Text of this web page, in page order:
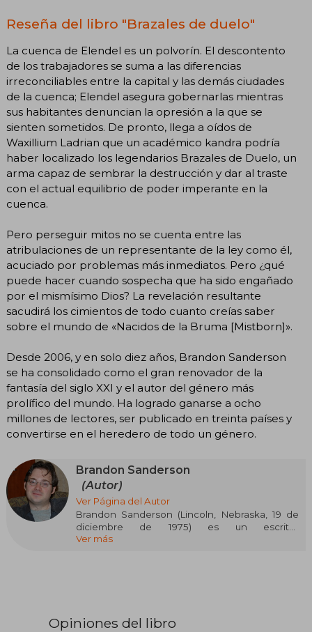
Reseña del libro "Brazales de duelo"
La cuenca de Elendel es un polvorín. El descontento
de los trabajadores se suma a las diferencias
irreconciliables entre la capital y las demás ciudades
de la cuenca; Elendel asegura gobernarlas mientras
sus habitantes denuncian la opresión a la que se
sienten sometidos. De pronto, llega a oídos de
Waxillium Ladrian que un académico kandra podría
haber localizado los legendarios Brazales de Duelo, un
arma capaz de sembrar la destrucción y dar al traste
con el actual equilibrio de poder imperante en la
cuenca.
Pero perseguir mitos no se cuenta entre las
atribulaciones de un representante de la ley como él,
acuciado por problemas más inmediatos. Pero ¿qué
puede hacer cuando sospecha que ha sido engañado
por el mismísimo Dios? La revelación resultante
sacudirá los cimientos de todo cuanto creías saber
sobre el mundo de «Nacidos de la Bruma [Mistborn]».
Desde 2006, y en solo diez años, Brandon Sanderson
se ha consolidado como el gran renovador de la
fantasía del siglo XXI y el autor del género más
prolífico del mundo. Ha logrado ganarse a ocho
millones de lectores, ser publicado en treinta países y
convertirse en el heredero de todo un género.
Brandon Sanderson
(Autor)
Ver Página del Autor
Brandon Sanderson (Lincoln, Nebraska, 19 de
diciembre de 1975) es un escritor
estadounidense de literatura fantástica y ciencia
para jóvenes adultos, como The Reckoners, la
Ver más
Opiniones del libro